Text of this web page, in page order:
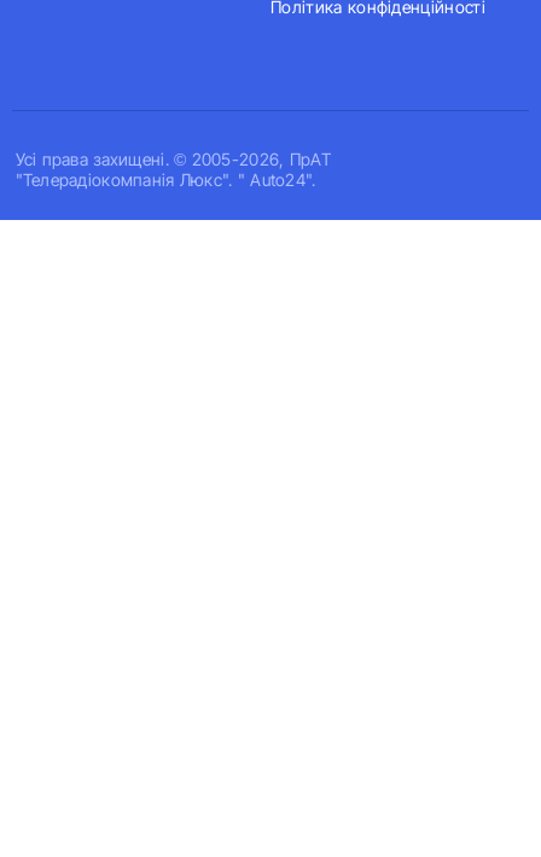
Усi права захищенi. © 2005-2026, ПрАТ
"Телерадіокомпанія Люкс". " Auto24".
Політика конфіденційності